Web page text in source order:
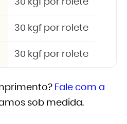
30 kgf por rolete
30 kgf por rolete
30 kgf por rolete
Fale com a
sob medida.